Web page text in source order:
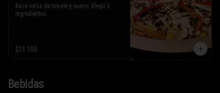
Base salsa de tomate y queso. Elegir 3
ingredientes.
$11.100
Bebidas